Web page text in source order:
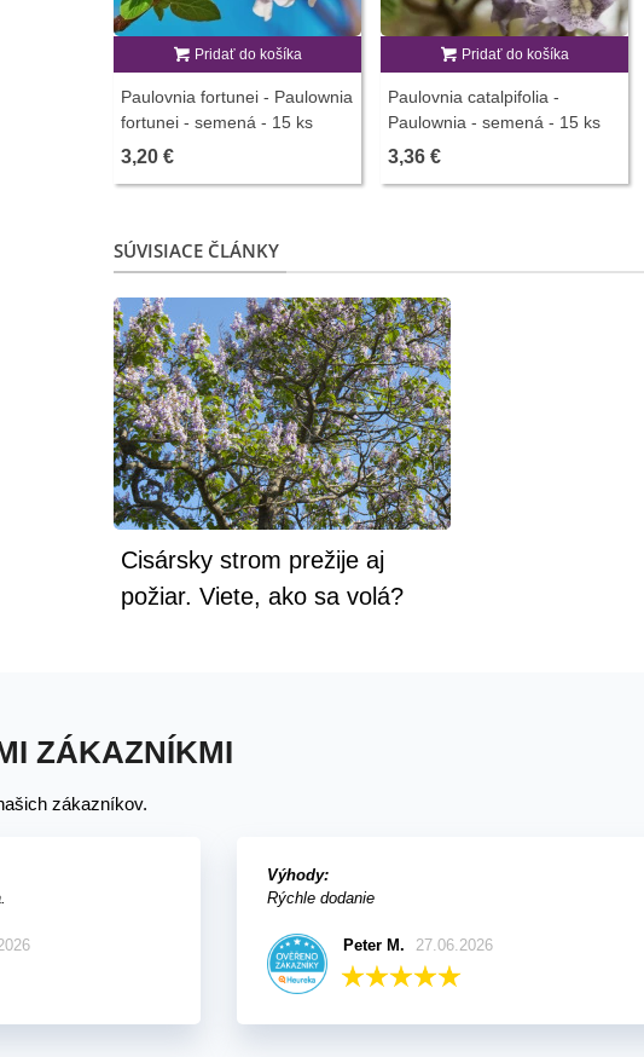
Pridať do košíka
Paulovnia fortunei - Paulownia
fortunei - semená - 15 ks
3,20 €
Pridať do košíka
Paulovnia catalpifolia -
Paulownia - semená - 15 ks
3,36 €
SÚVISIACE ČLÁNKY
Cisársky strom prežije aj
požiar. Viete, ako sa volá?
ZÁKAZNÍKMI
zákazníkov.
Výhody:
Rýchle dodanie
Peter M. 27.06.2026